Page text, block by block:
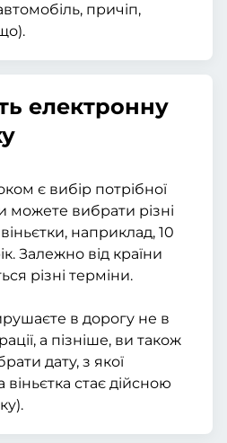
причіп,
електронну
є вибір потрібної
можете вибрати різні
віньєтки, наприклад, 10
Залежно від країни
різні терміни.
в дорогу не в
а пізніше, ви також
дату, з якої
стає дійсною